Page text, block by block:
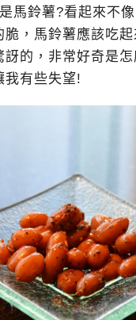
馬鈴薯?看起來不像
脆，馬鈴薯應該吃
訝的，非常好奇是
我有些失望!